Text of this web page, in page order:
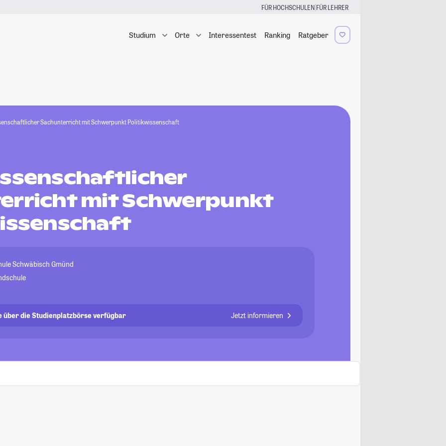
FÜR HOCHSCHULEN|FÜR LEHRER
Studium Orte Interessentest Ranking Ratgeber
Sachunterricht mit Schwerpunkt Politikwissenschaft
mit Schwerpunkt
Schwäbisch Gmünd
über die Studienplatzbörse verfügbar Jetzt informieren